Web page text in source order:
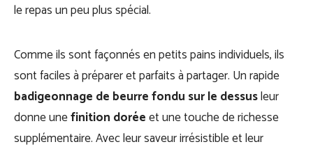
le repas un peu plus spécial.
Comme ils sont façonnés en petits pains individuels, ils
sont faciles à préparer et parfaits à partager. Un rapide
badigeonnage de beurre fondu sur le dessusleur
donne unefinition doréeet une touche de richesse
supplémentaire. Avec leur saveur irrésistible et leur